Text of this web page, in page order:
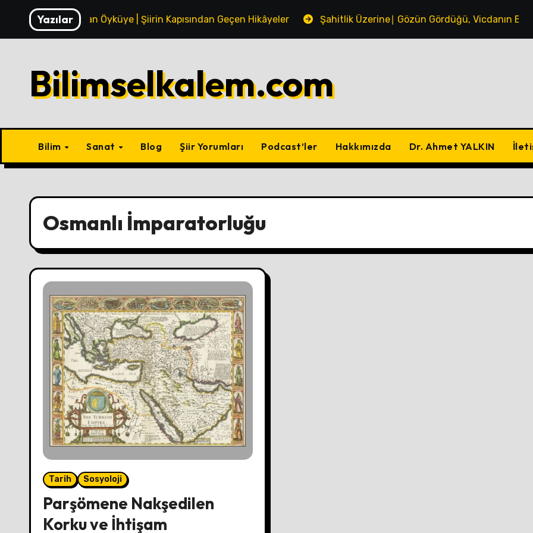
content
YazılarMısradan Öyküye | Şiirin Kapısından Geçen Hikâyeler Şahitlik Üzerine∣ Gözün Gördüğü, Vicdanın
Bilimselkalem.com
Bilim Sanat Blog Şiir Yorumları Podcast’ler Hakkımızda Dr. Ahmet YALKIN
Osmanlı İmparatorluğu
Tarih Sosyoloji
Parşömene Nakşedilen
Korku ve İhtişam